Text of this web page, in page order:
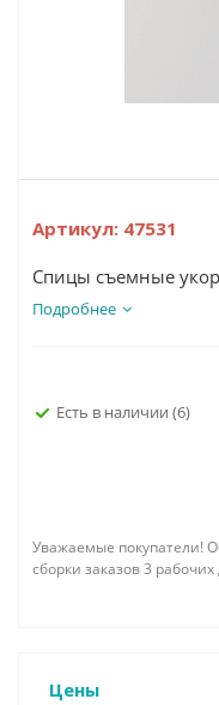
Артикул: 47531
Спицы съемные
Подробнее
Есть в наличии (6)
Уважаемые покупатели!
сборки заказов 3 рабочих
Цены